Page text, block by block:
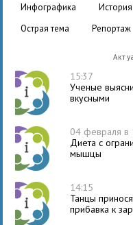
инфографика
острая тема
репортаж
15:37
Ученые
вкусными
04 февраля в
Диета с
мышцы
14:15
Танцы
прибавка к